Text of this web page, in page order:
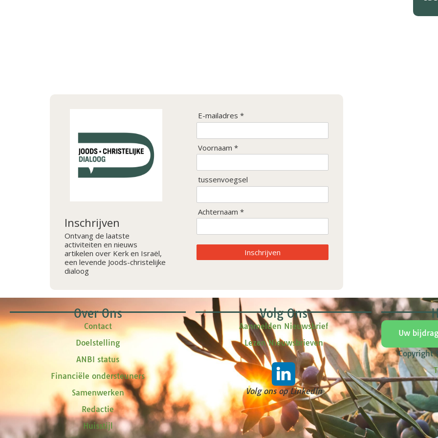
Inschrijven
Ontvang de laatste
activiteiten en nieuws
artikelen over Kerk en Israël,
een levende Joods-christelijke
dialoog
E-mailadres *
Voornaam *
tussenvoegsel
Achternaam *
Inschrijven
Over Ons
Contact
Doelstelling
ANBI status
Financiële ondersteuners
Samenwerken
Redactie
Huisstijl
Volg Ons
Aanmelden Nieuwsbrief
Lezen Nieuwsbrieven
Volg ons op LinkedIn
Uw
Copyright